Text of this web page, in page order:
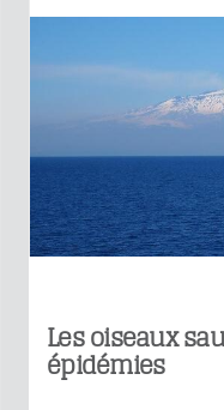
Les oiseaux
épidémies